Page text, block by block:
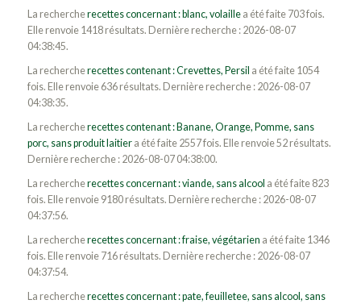
La rechercherecettes concernant : blanc, volaillea été faite 703 fois.
Elle renvoie 1418 résultats. Dernière recherche : 2026-08-07
04:38:45.
La rechercherecettes contenant : Crevettes, Persil a été faite 1054
fois. Elle renvoie 636 résultats. Dernière recherche : 2026-08-07
04:38:35.
La rechercherecettes contenant : Banane, Orange, Pomme, sans
porc, sans produit laitiera été faite 2557 fois. Elle renvoie 52 résultats.
Dernière recherche : 2026-08-07 04:38:00.
La rechercherecettes concernant : viande, sans alcool a été faite 823
fois. Elle renvoie 9180 résultats. Dernière recherche : 2026-08-07
04:37:56.
La rechercherecettes concernant : fraise, végétarien a été faite 1346
fois. Elle renvoie 716 résultats. Dernière recherche : 2026-08-07
04:37:54.
La rechercherecettes concernant : pate, feuilletee, sans alcool, sans